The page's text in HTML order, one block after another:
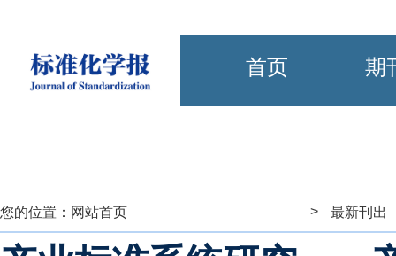
首页 期
您的位置： 网站首页 > 最新刊出